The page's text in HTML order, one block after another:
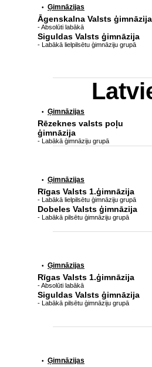
• Ģimnāzijas
Āgenskalna Valsts ģimnāzija
- Absolūti labākā
Siguldas Valsts ģimnāzija
- Labākā lielpilsētu ģimnāziju grupā
• Ģimnāzijas
Rēzeknes valsts poļu
ģimnāzija
- Labākā ģimnāziju grupā
• Ģimnāzijas
Rīgas Valsts 1.ģimnāzija
- Labākā lielpilsētu ģimnāziju grupā
Dobeles Valsts ģimnāzija
- Labākā pilsētu ģimnāziju grupā
• Ģimnāzijas
Rīgas Valsts 1.ģimnāzija
- Absolūti labākā
Siguldas Valsts ģimnāzija
- Labākā pilsētu ģimnāziju grupā
• Ģimnāzijas